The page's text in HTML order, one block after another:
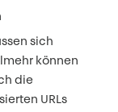
sich
können
die
URLs